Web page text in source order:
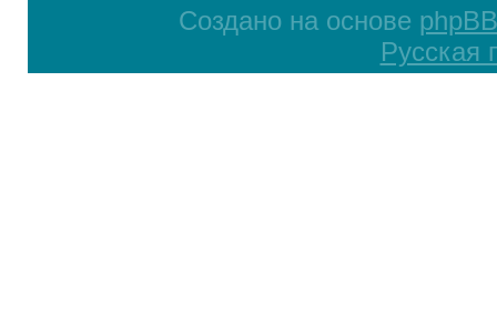
Создано на основе phpBB
Русская